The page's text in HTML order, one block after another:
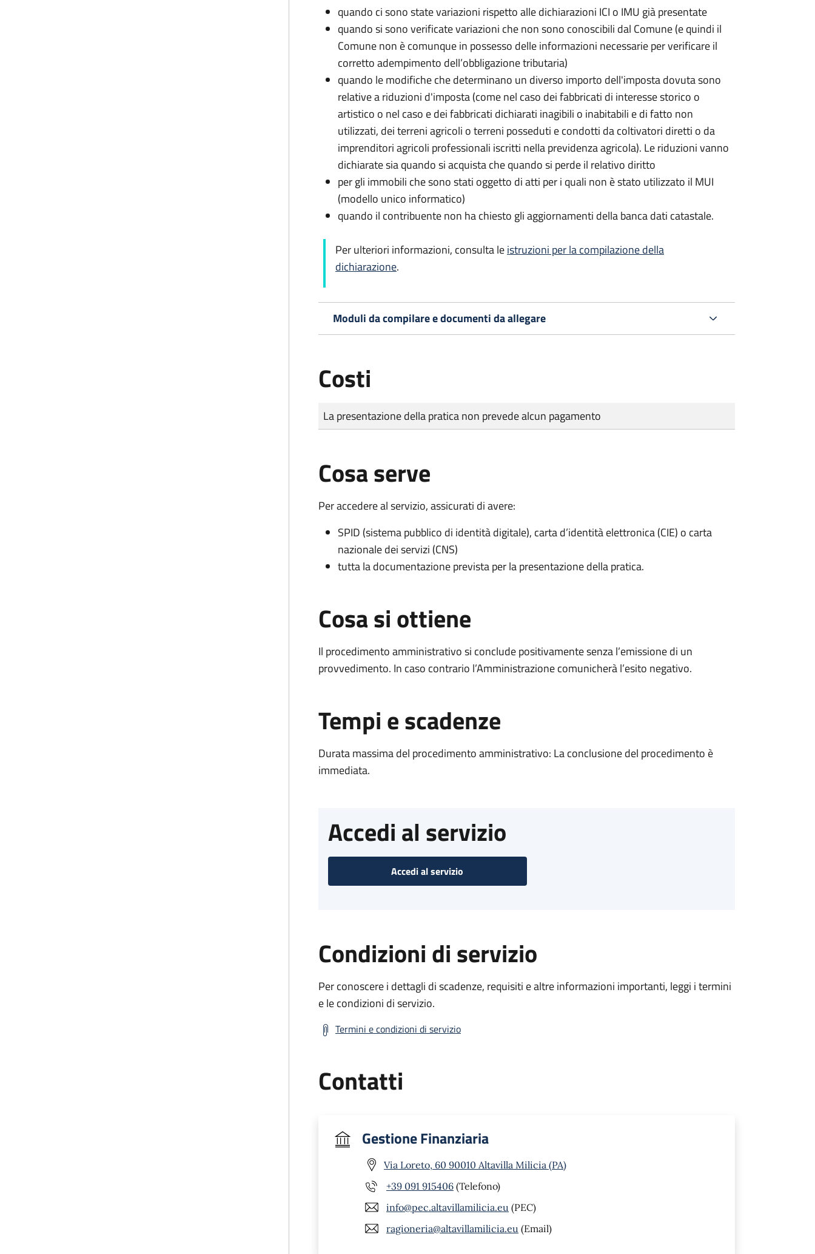
quando ci sono state variazioni rispetto alle dichiarazioni ICI o IMU già presentate
quando si sono verificate variazioni che non sono conoscibili dal Comune (e quindi il
Comune non è comunque in possesso delle informazioni necessarie per verificare il
corretto adempimento dell’obbligazione tributaria)
quando le modifiche che determinano un diverso importo dell'imposta dovuta sono
relative a riduzioni d'imposta (come nel caso dei fabbricati di interesse storico o
artistico o nel caso e dei fabbricati dichiarati inagibili o inabitabili e di fatto non
utilizzati, dei terreni agricoli o terreni posseduti e condotti da coltivatori diretti o da
imprenditori agricoli professionali iscritti nella previdenza agricola). Le riduzioni vanno
dichiarate sia quando si acquista che quando si perde il relativo diritto
per gli immobili che sono stati oggetto di atti per i quali non è stato utilizzato il MUI
(modello unico informatico)
quando il contribuente non ha chiesto gli aggiornamenti della banca dati catastale.
Per ulteriori informazioni, consulta leistruzioni per la compilazione della
dichiarazione.
Moduli da compilare e documenti da allegare
Costi
Tipo di pagamento
Importo
La presentazione della pratica non prevede alcun pagamento
Cosa serve
Per accedere al servizio, assicurati di avere:
SPID (sistema pubblico di identità digitale), carta d’identità elettronica (CIE) o carta
nazionale dei servizi (CNS)
tutta la documentazione prevista per la presentazione della pratica.
Cosa si ottiene
Il procedimento amministrativo si conclude positivamente senza l’emissione di un
provvedimento. In caso contrario l’Amministrazione comunicherà l’esito negativo.
Tempi e scadenze
Durata massima del procedimento amministrativo: La conclusione del procedimento è
immediata.
Accedi al servizio
Accedi al servizio
Condizioni di servizio
Per conoscere i dettagli di scadenze, requisiti e altre informazioni importanti, leggi i termini
e le condizioni di servizio.
Termini e condizioni di servizio
Contatti
Gestione Finanziaria
Via Loreto, 60 90010 Altavilla Milicia (PA)
+39 091 915406 (Telefono)
info@pec.altavillamilicia.eu (PEC)
ragioneria@altavillamilicia.eu (Email)